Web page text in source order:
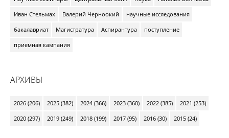
Иван Стельмах
Валерий Черноокий
научные исследования
бакалавриат
Магистратура Аспирантура
поступление
приемная кампания
АРХИВЫ
2026 (206) 2025 (382) 2024 (366) 2023 (360) 2022 (385)
2021 (253)
2020 (297)
2019 (249) 2018 (199) 2017 (95) 2016 (30) 2015 (24)